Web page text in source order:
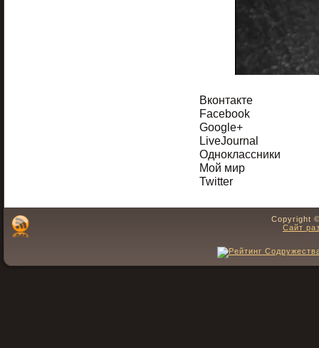
Вконтакте
Facebook
Google+
LiveJournal
Одноклассники
Мой мир
Twitter
Copyright
Сайт